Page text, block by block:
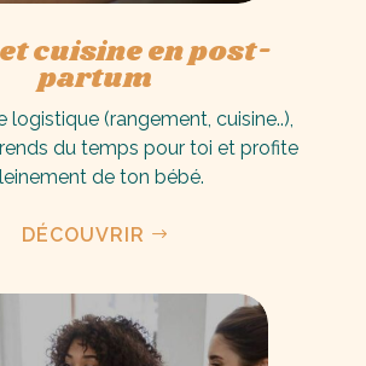
cuisine en post-
partum
logistique (rangement, cuisine..),
du temps pour toi et profite
de ton bébé.
DÉCOUVRIR